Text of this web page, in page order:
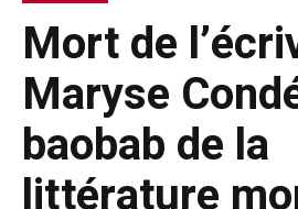
Mort de
Maryse
baobab de la